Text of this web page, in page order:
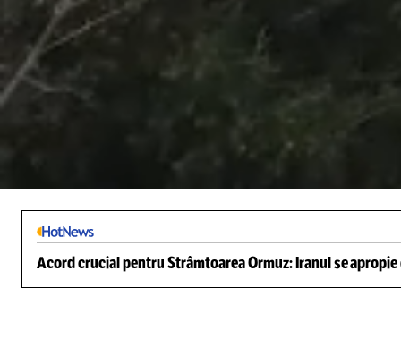
Acord crucial pentru Strâmtoarea Ormuz: Iranul se